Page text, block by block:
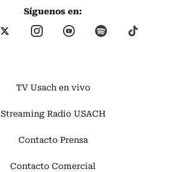
Síguenos en:
TV Usach en vivo
Streaming Radio USACH
Contacto Prensa
Contacto Comercial